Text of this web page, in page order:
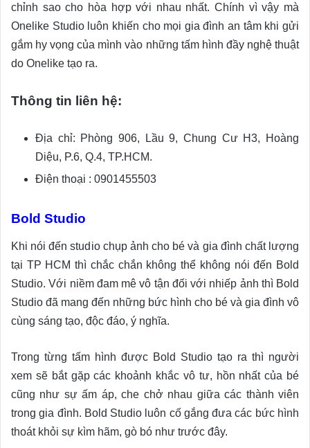
chỉnh sao cho hòa hợp với nhau nhất. Chính vì vậy mà
Onelike Studio luôn khiến cho mọi gia đình an tâm khi gửi
gắm hy vọng của mình vào những tấm hình đầy nghệ thuật
do Onelike tạo ra.
Thông tin liên hệ:
Địa chỉ: Phòng 906, Lầu 9, Chung Cư H3, Hoàng
Diệu, P.6, Q.4, TP.HCM.
Điện thoại : 0901455503
Bold Studio
Khi nói đến studio chụp ảnh cho bé và gia đình chất lượng
tại TP HCM thì chắc chắn không thể không nói đến Bold
Studio. Với niềm đam mê vô tận đối với nhiếp ảnh thì Bold
Studio đã mang đến những bức hình cho bé và gia đình vô
cùng sáng tạo, độc đáo, ý nghĩa.
Trong từng tấm hình được Bold Studio tạo ra thì người
xem sẽ bắt gặp các khoảnh khắc vô tư, hồn nhất của bé
cũng như sự ấm áp, che chở nhau giữa các thành viên
trong gia đình. Bold Studio luôn cố gắng đưa các bức hình
thoát khỏi sự kìm hãm, gò bó như trước đây.